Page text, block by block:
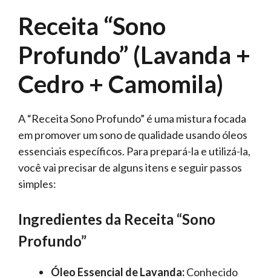
Receita “Sono
Profundo” (Lavanda +
Cedro + Camomila)
A “Receita Sono Profundo” é uma mistura focada
em promover um sono de qualidade usando óleos
essenciais específicos. Para prepará-la e utilizá-la,
você vai precisar de alguns itens e seguir passos
simples:
Ingredientes da Receita “Sono
Profundo”
Óleo Essencial de Lavanda:Conhecido